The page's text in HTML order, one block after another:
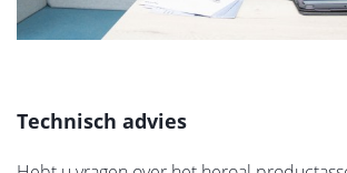
Technisch advies